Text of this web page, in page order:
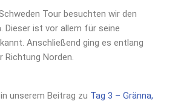
Tour besuchten wir den
Dieser ist vor allem für seine
Anschließend ging es entlang
Norden.
unserem Beitrag zu Tag 3 – Gränna,